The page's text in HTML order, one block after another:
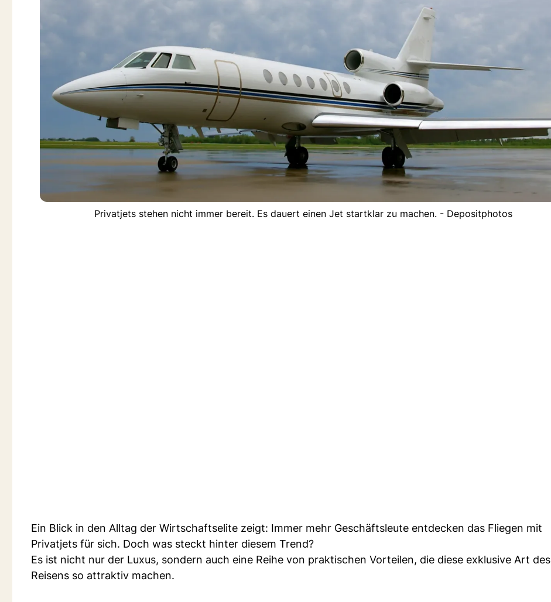
Privatjets stehen nicht immer bereit. Es dauert einen Jet startklar zu machen. - Depositphotos
Ein Blick in den Alltag der Wirtschaftselite zeigt: Immer mehr Geschäftsleute entdecken das Fliegen mit
Privatjets für sich. Doch was steckt hinter diesem Trend?
Es ist nicht nur der Luxus, sondern auch eine Reihe von praktischen Vorteilen, die diese exklusive Art des
Reisens so attraktiv machen.